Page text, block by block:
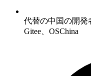
代替の中国の開発
Gitee、OSChina